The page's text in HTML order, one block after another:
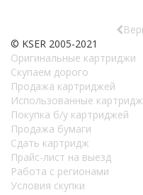
© KSER 2005-2021
Оригинальные картриджи
Скупаем дорого
Продажа картриджей
Использованные
Покупка б/у картриджей
Продажа бумаги
Сдать картридж
Прайс-лист на выезд
Работа с регионами
Условия скупки